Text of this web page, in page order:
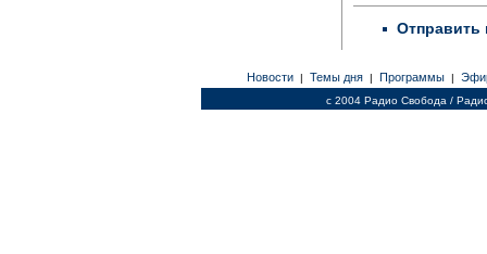
Отправить
Новости | Темы дня | Программы |
c 2004 Радио Свобода /